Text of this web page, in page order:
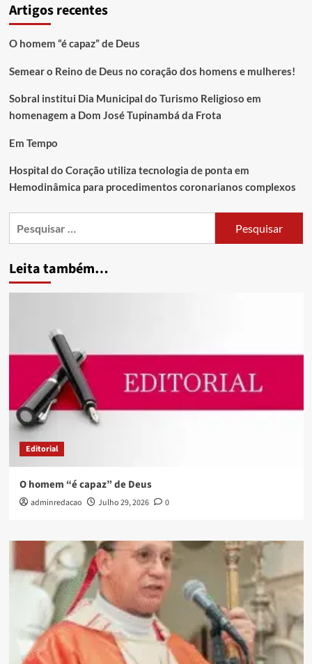
Artigos recentes
O homem “é capaz” de Deus
Semear o Reino de Deus no coração dos homens e mulheres!
Sobral institui Dia Municipal do Turismo Religioso em
homenagem a Dom José Tupinambá da Frota
Em Tempo
Hospital do Coração utiliza tecnologia de ponta em
Hemodinâmica para procedimentos coronarianos complexos
Leita também…
Editorial
O homem “é capaz” de Deus
adminredacao Julho 29, 2026 0